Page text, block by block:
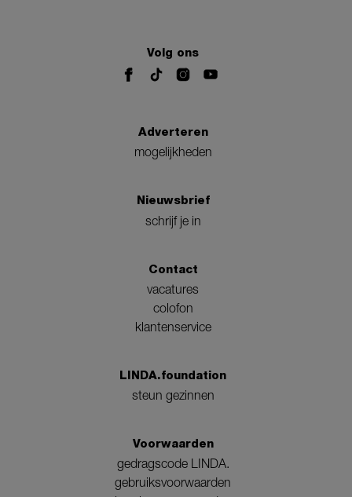
Volg ons
Adverteren
mogelijkheden
Nieuwsbrief
schrijf je in
Contact
vacatures
colofon
klantenservice
LINDA.foundation
steun gezinnen
Voorwaarden
gedragscode LINDA.
gebruiksvoorwaarden